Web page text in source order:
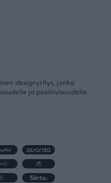
designyritys, jonka
ja positiivisuudelle.